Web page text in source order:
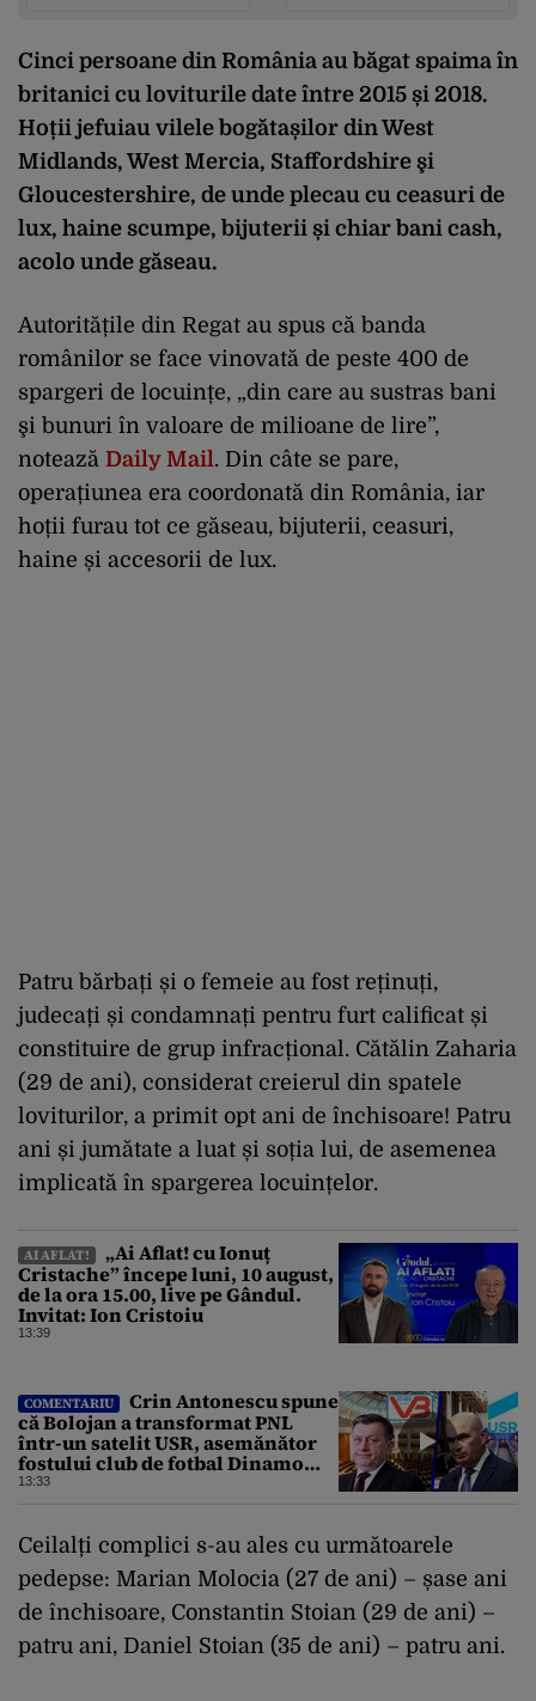
Cinci persoane din România au băgat spaima în
britanici cu loviturile date între 2015 și 2018.
Hoții jefuiau vilele bogătașilor din West
Midlands, West Mercia, Staffordshire şi
Gloucestershire, de unde plecau cu ceasuri de
lux, haine scumpe, bijuterii și chiar bani cash,
acolo unde găseau.
Autoritățile din Regat au spus că banda
românilor se face vinovată de peste 400 de
spargeri de locuințe, „din care au sustras bani
şi bunuri în valoare de milioane de lire”,
notează Daily Mail. Din câte se pare,
operațiunea era coordonată din România, iar
hoții furau tot ce găseau, bijuterii, ceasuri,
haine și accesorii de lux.
Patru bărbați și o femeie au fost reținuți,
judecați și condamnați pentru furt calificat și
constituire de grup infracțional. Cătălin Zaharia
(29 de ani), considerat creierul din spatele
loviturilor, a primit opt ani de închisoare! Patru
ani și jumătate a luat și soția lui, de asemenea
implicată în spargerea locuințelor.
AI AFLAT!
„Ai Aflat! cu Ionuț
Cristache” începe luni, 10 august,
de la ora 15.00, live pe Gândul.
Invitat: Ion Cristoiu
13:39
COMENTARIU
Crin Antonescu spune
că Bolojan a transformat PNL
într-un satelit USR, asemănător
fostului club de fotbal Dinamo
Victoria, care a aparținut Miliției
13:33
Ceilalți complici s-au ales cu următoarele
pedepse: Marian Molocia (27 de ani) – șase ani
de închisoare, Constantin Stoian (29 de ani) –
patru ani, Daniel Stoian (35 de ani) – patru ani.